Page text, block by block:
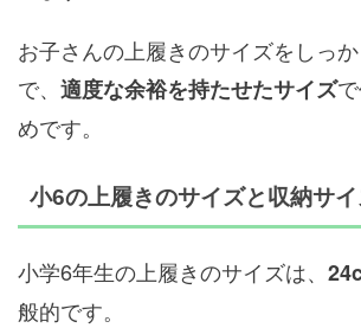
お子さんの上履きのサイズをしっ
で、 適度な余裕を持たせたサイズ
めです。
小6の上履きのサイズと収納サ
小学6年生の上履きのサイズは、
般的です。